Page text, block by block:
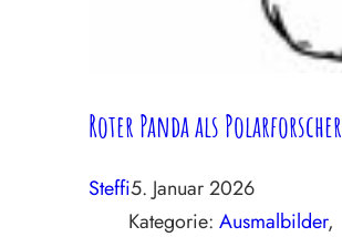
Roter Panda als Polarforscher
Steffi5. Januar 2026
Kategorie: Ausmalbilder